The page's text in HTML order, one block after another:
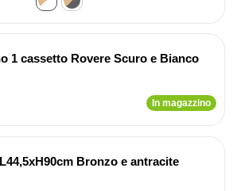
1 cassetto Rovere Scuro e Bianco
In magazzino
Bronzo e antracite